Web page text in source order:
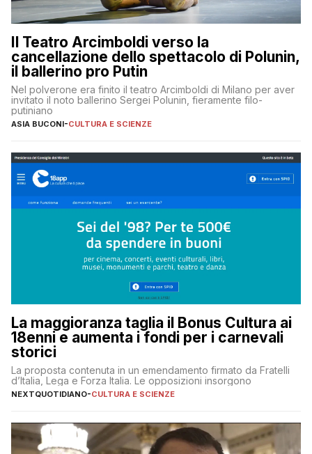
Il Teatro Arcimboldi verso la
cancellazione dello spettacolo di Polunin,
il ballerino pro Putin
Nel polverone era finito il teatro Arcimboldi di Milano per aver
invitato il noto ballerino Sergei Polunin, fieramente filo-
putiniano
ASIA BUCONI-CULTURA E SCIENZE
La maggioranza taglia il Bonus Cultura ai
18enni e aumenta i fondi per i carnevali
storici
La proposta contenuta in un emendamento firmato da Fratelli
d’Italia, Lega e Forza Italia. Le opposizioni insorgono
NEXTQUOTIDIANO-CULTURA E SCIENZE